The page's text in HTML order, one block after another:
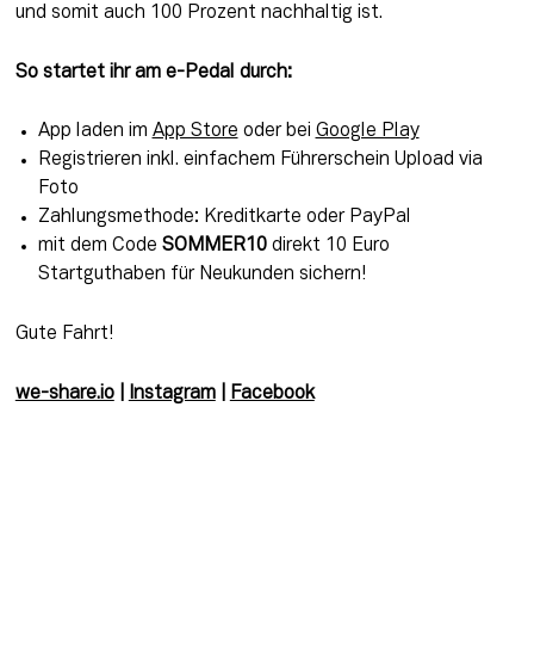
und somit auch 100 Prozent nachhaltig ist.
So startet ihr am e-Pedal durch:
App laden im App Store oder bei Google Play
Registrieren inkl. einfachem Führerschein Upload via
Foto
Zahlungsmethode: Kreditkarte oder PayPal
mit dem Code SOMMER10direkt 10 Euro
Startguthaben für Neukunden sichern!
Gute Fahrt!
we-share.io | Instagram | Facebook